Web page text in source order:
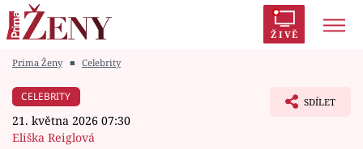
ŽIVĚ
Módní alarm
Prima Ženy ■ Celebrity
CELEBRITY
21. května 2026 07:30
Eliška Reiglová
SDÍLET